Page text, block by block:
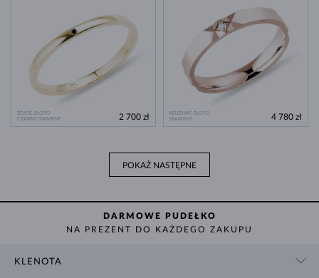
ŻÓŁTE ZŁOTO
CZARNY DIAMENT
2 700 zł
RÓŻOWE ZŁOTO
DIAMENT
4 780 zł
POKAŻ NASTĘPNE
DARMOWE PUDEŁKO
NA PREZENT DO KAŻDEGO ZAKUPU
KLENOTA